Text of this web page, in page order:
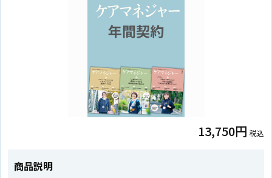
13,750円 税込
商品説明